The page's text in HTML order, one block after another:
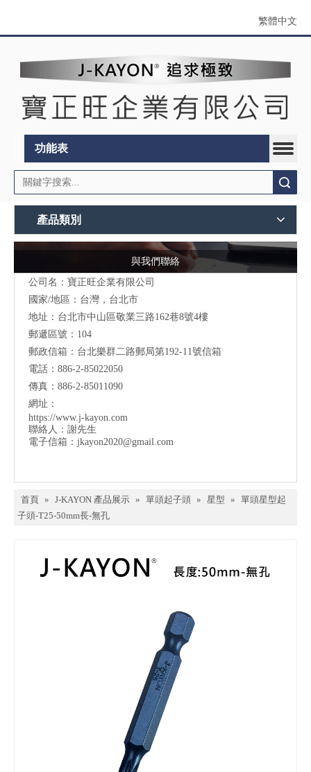
繁體中文
功能表
產品類別
與我們聯絡
公司名：寶正旺企業有限公司
國家/地區：台灣，台北市
地址：台北市中山區敬業三路162巷8號4樓
郵遞區號：104
郵政信箱：台北樂群二路郵局第192-11號信箱
電話：886-2-85022050
傳真：886-2-85011090
網址：
https://www.j-kayon.com
聯絡人：謝先生
電子信箱： jkayon2020@gmail.com
首頁 » J-KAYON 產品展示 » 單頭起子頭 » 星型 » 單頭星型起
子頭-T25-50mm長-無孔